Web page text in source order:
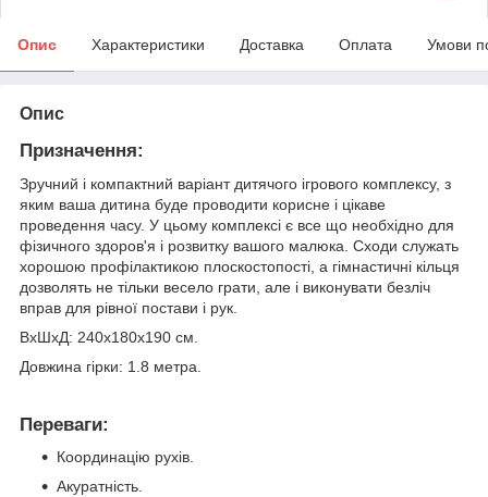
Опис Характеристики Доставка Оплата Умови
Опис
Призначення:
Зручний і компактний варіант дитячого ігрового комплексу, з
яким ваша дитина буде проводити корисне і цікаве
проведення часу. У цьому комплексі є все що необхідно для
фізичного здоров'я і розвитку вашого малюка. Сходи служать
хорошою профілактикою плоскостопості, а гімнастичні кільця
дозволять не тільки весело грати, але і виконувати безліч
вправ для рівної постави і рук.
ВхШхД: 240х180х190 см.
Довжина гірки: 1.8 метра.
Переваги:
Координацію рухів.
Акуратність.